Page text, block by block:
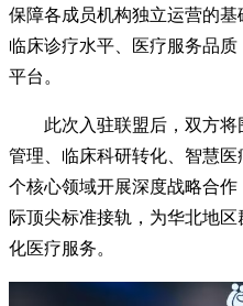
保障各成员机构独立运营的
临床诊疗水平、医疗服务品
平台。
此次入驻联盟后，双方
管理、临床科研转化、智慧
个核心领域开展深度战略合
际顶尖标准接轨，为华北地
化医疗服务。